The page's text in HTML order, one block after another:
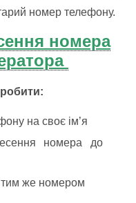
номер телефону.
номера
на своє ім’я
номера до
тим же номером